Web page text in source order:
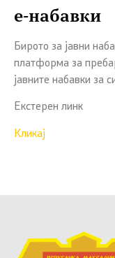
е-набавки
Бирото за јавни
платформа за
јавните набавки за
Екстерен линк
Кликај